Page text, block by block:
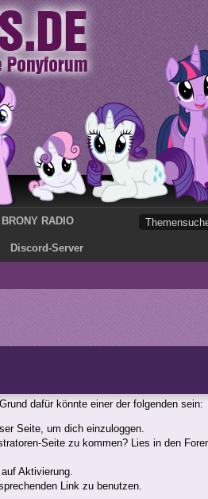
BRONY RADIO
Discord-Server
dafür könnte einer der folgenden sein:
Seite, um dich einzuloggen.
Seite zu kommen? Lies in den
Aktivierung.
Link zu benutzen.